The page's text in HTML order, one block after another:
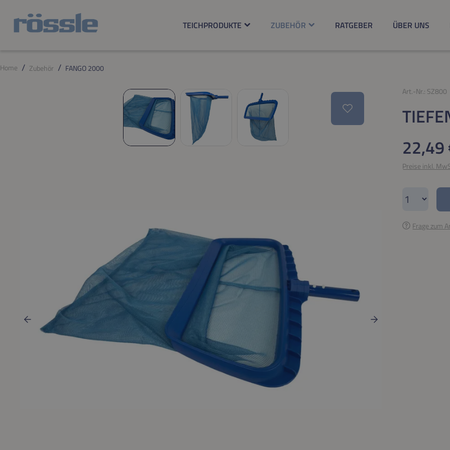
Hauptinhalt springen
Zur Suche springen
Zur Hauptnavigation springen
TEICHPRODUKTE ZUBEHÖR RATGEBER ÜBER UNS
Home Zubehör FANGO 2000
Art.-Nr.: SZ800
Regulärer
22,49
Preise inkl.
Produkt
Frage zum